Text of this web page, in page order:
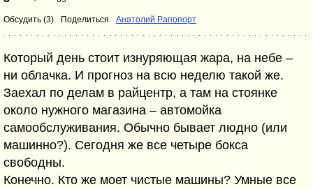
Обсудить (3) Поделиться Анатолий Рапопорт
Который день стоит изнуряющая жара, на небе –
ни облачка. И прогноз на всю неделю такой же.
Заехал по делам в райцентр, а там на стоянке
около нужного магазина – автомойка
самообслуживания. Обычно бывает людно (или
машинно?). Сегодня же все четыре бокса
свободны.
Конечно. Кто же моет чистые машины? Умные все